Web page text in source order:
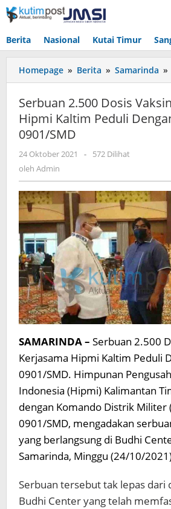
Lewati
ke
Berita Nasional Kutai Timur
Homepage » Berita » Samarinda »
Serbuan 2.500 Dosis
Hipmi Kaltim Peduli
0901/SMD
24 Oktober 2021
oleh
-
572 Dilihat
oleh Admin
SAMARINDA – Serbuan 2.500
Kerjasama Hipmi Kaltim Peduli
0901/SMD. Himpunan
Indonesia (Hipmi) Kalimantan
dengan Komando Distrik Militer
0901/SMD, mengadakan
yang berlangsung di Budhi
Samarinda, Minggu (24/10/
Serbuan tersebut tak lepas dari
Budhi Center yang telah